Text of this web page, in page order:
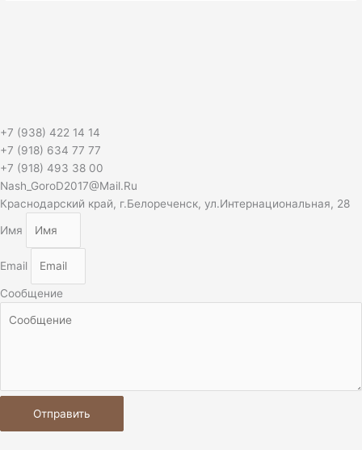
+7 (938) 422 14 14
+7 (918) 634 77 77
+7 (918) 493 38 00
Nash_GoroD2017@Mail.Ru
Краснодарский край, г.Белореченск, ул.Интернациональная, 28
Имя
Email
Сообщение
Отправить